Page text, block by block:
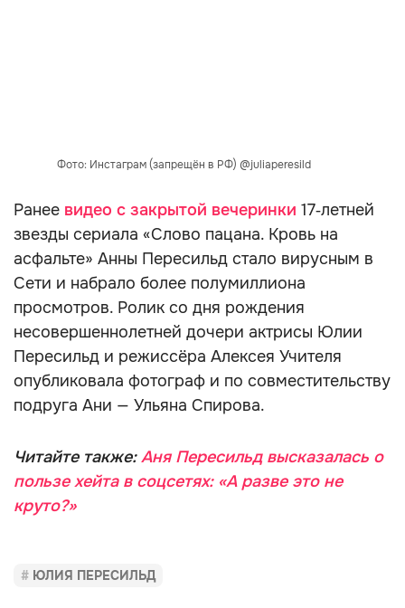
Фото: Инстаграм (запрещён в РФ) @juliaperesild
Ранее видео с закрытой вечеринки 17‑летней
звезды сериала «Слово пацана. Кровь на
асфальте» Анны Пересильд стало вирусным в
Сети и набрало более полумиллиона
просмотров. Ролик со дня рождения
несовершеннолетней дочери актрисы Юлии
Пересильд и режиссёра Алексея Учителя
опубликовала фотограф и по совместительству
подруга Ани — Ульяна Спирова.
Читайте также:Аня Пересильд высказалась о
пользе хейта в соцсетях: «А разве это не
круто?»
ЮЛИЯ ПЕРЕСИЛЬД